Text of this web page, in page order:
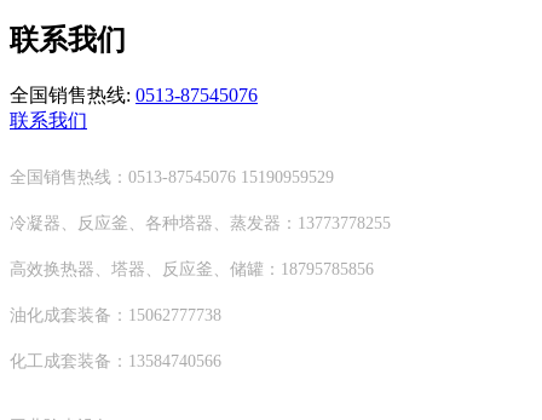
联系我们
全国销售热线: 0513-87545076
联系我们
全国销售热线：0513-87545076 15190959529
冷凝器、反应釜、各种塔器、蒸发器：13773778255
高效换热器、塔器、反应釜、储罐：18795785856
油化成套装备：15062777738
化工成套装备：13584740566